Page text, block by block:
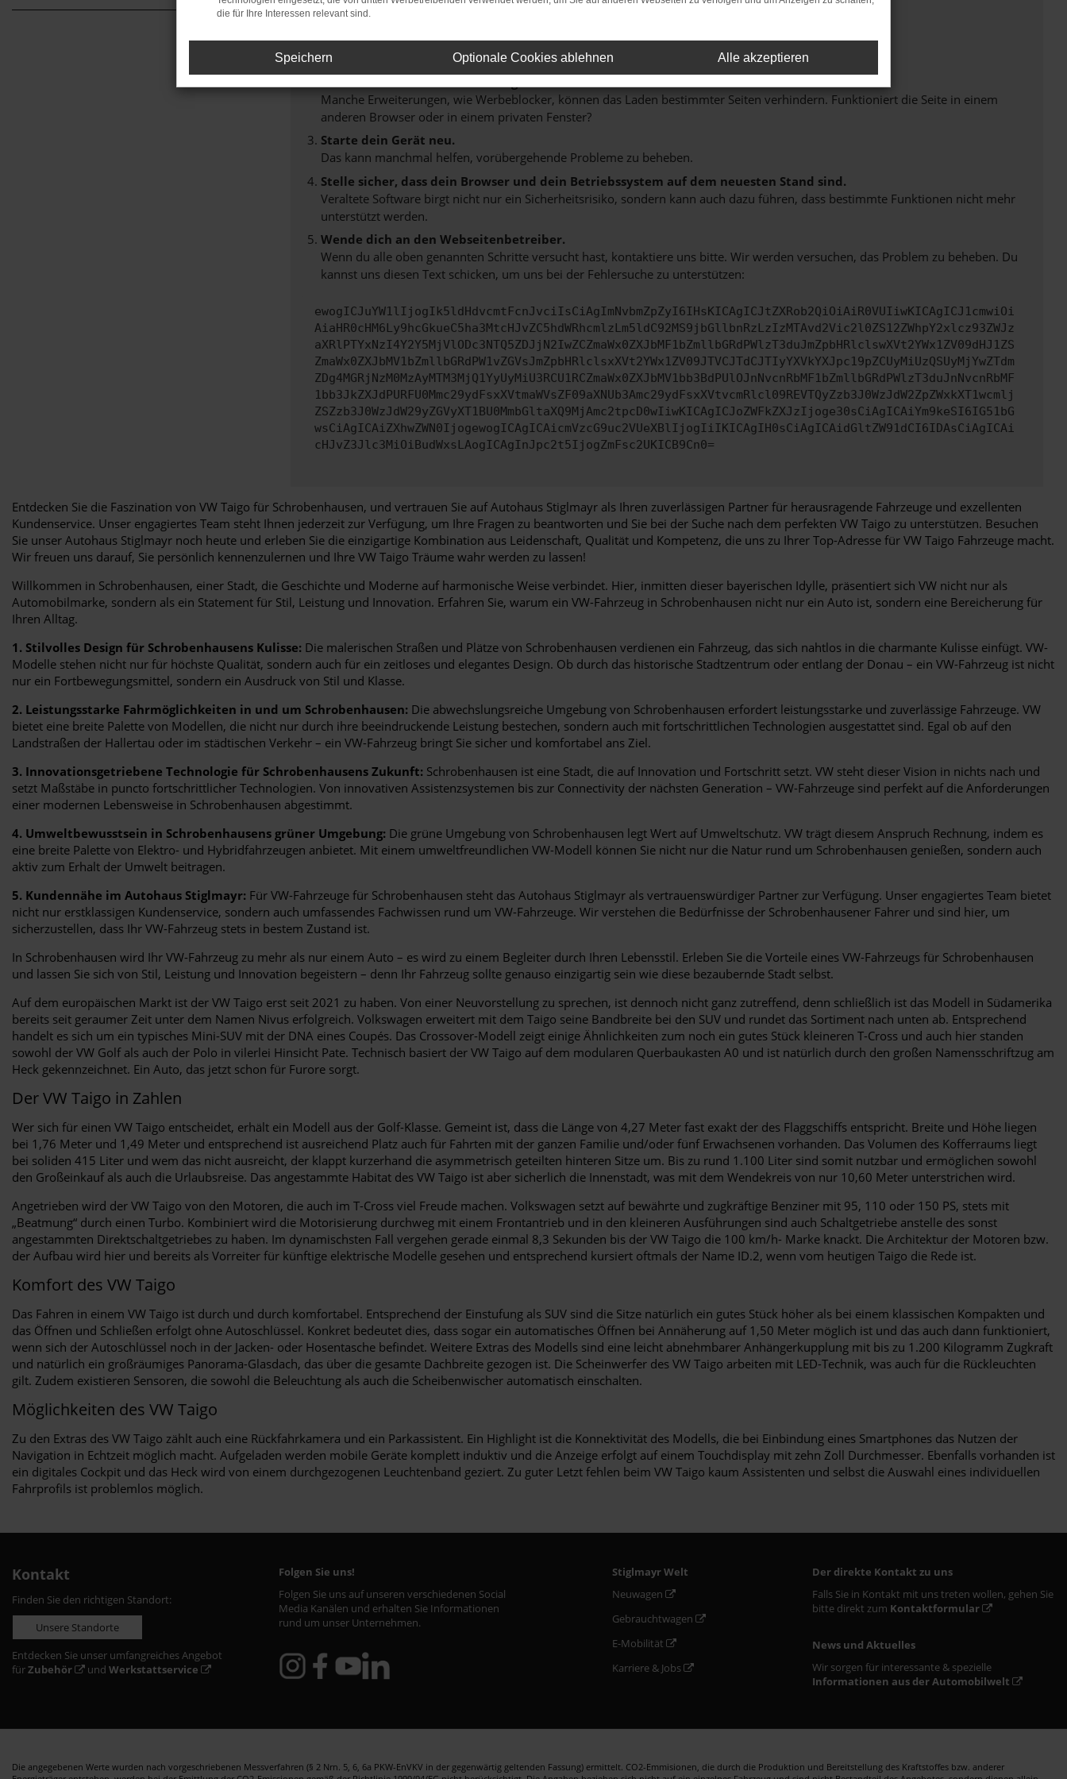
Hier sind ein paar Tipps, die dir helfen können:
Überprüfe deine Firewall und deine Internetverbindung.
Laden andere Webseiten, zum Beispiel deine Suchmaschine?
Manche Erweiterungen, wie Werbeblocker, können das Laden bestimmter Seiten verhindern. Funktioniert die Seite in einem
anderen Browser oder in einem privaten Fenster?
Starte dein Gerät neu.
Das kann manchmal helfen, vorübergehende Probleme zu beheben.
Stelle sicher, dass dein Browser und dein Betriebssystem auf dem neuesten Stand sind.
Veraltete Software birgt nicht nur ein Sicherheitsrisiko, sondern kann auch dazu führen, dass bestimmte Funktionen nicht mehr
unterstützt werden.
Wende dich an den Webseitenbetreiber.
Wenn du alle oben genannten Schritte versucht hast, kontaktiere uns bitte. Wir werden versuchen, das Problem zu beheben. Du
kannst uns diesen Text schicken, um uns bei der Fehlersuche zu unterstützen:
ewogICJuYW1lIjogIk5ldHdvcmtFcnJvciIsCiAgImNvbmZpZyI6IHsKICAgICJtZXRob2QiOiAiR0VUIiwKICAgICJ1cmwiOi
AiaHR0cHM6Ly9hcGkueC5ha3MtcHJvZC5hdWRhcmlzLm5ldC92MS9jbGllbnRzLzIzMTAvd2Vic2l0ZS12ZWhpY2xlcz93ZWJz
aXRlPTYxNzI4Y2Y5MjVlODc3NTQ5ZDJjN2IwZCZmaWx0ZXJbMF1bZmllbGRdPWlzT3duJmZpbHRlclswXVt2YWx1ZV09dHJ1ZS
ZmaWx0ZXJbMV1bZmllbGRdPW1vZGVsJmZpbHRlclsxXVt2YWx1ZV09JTVCJTdCJTIyYXVkYXJpc19pZCUyMiUzQSUyMjYwZTdm
ZDg4MGRjNzM0MzAyMTM3MjQ1YyUyMiU3RCU1RCZmaWx0ZXJbMV1bb3BdPUlOJnNvcnRbMF1bZmllbGRdPWlzT3duJnNvcnRbMF
1bb3JkZXJdPURFU0Mmc29ydFsxXVtmaWVsZF09aXNUb3Amc29ydFsxXVtvcmRlcl09REVTQyZzb3J0WzJdW2ZpZWxkXT1wcmlj
ZSZzb3J0WzJdW29yZGVyXT1BU0MmbGltaXQ9MjAmc2tpcD0wIiwKICAgICJoZWFkZXJzIjoge30sCiAgICAiYm9keSI6IG51bG
wsCiAgICAiZXhwZWN0IjogewogICAgICAicmVzcG9uc2VUeXBlIjogIiIKICAgIH0sCiAgICAidGltZW91dCI6IDAsCiAgICAi
cHJvZ3Jlc3MiOiBudWxsLAogICAgInJpc2t5IjogZmFsc2UKICB9Cn0=
Entdecken Sie die Faszination von VW Taigo für Schrobenhausen, und vertrauen Sie auf Autohaus Stiglmayr als Ihren zuverlässigen Partner für herausragende Fahrzeuge und exzellenten
Kundenservice. Unser engagiertes Team steht Ihnen jederzeit zur Verfügung, um Ihre Fragen zu beantworten und Sie bei der Suche nach dem perfekten VW Taigo zu unterstützen. Besuchen
Sie unser Autohaus Stiglmayr noch heute und erleben Sie die einzigartige Kombination aus Leidenschaft, Qualität und Kompetenz, die uns zu Ihrer Top-Adresse für VW Taigo Fahrzeuge macht.
Wir freuen uns darauf, Sie persönlich kennenzulernen und Ihre VW Taigo Träume wahr werden zu lassen!
Willkommen in Schrobenhausen, einer Stadt, die Geschichte und Moderne auf harmonische Weise verbindet. Hier, inmitten dieser bayerischen Idylle, präsentiert sich VW nicht nur als
Automobilmarke, sondern als ein Statement für Stil, Leistung und Innovation. Erfahren Sie, warum ein VW-Fahrzeug in Schrobenhausen nicht nur ein Auto ist, sondern eine Bereicherung für
Ihren Alltag.
1. Stilvolles Design für Schrobenhausens Kulisse: Die malerischen Straßen und Plätze von Schrobenhausen verdienen ein Fahrzeug, das sich nahtlos in die charmante Kulisse einfügt. VW-
Modelle stehen nicht nur für höchste Qualität, sondern auch für ein zeitloses und elegantes Design. Ob durch das historische Stadtzentrum oder entlang der Donau – ein VW-Fahrzeug ist nicht
nur ein Fortbewegungsmittel, sondern ein Ausdruck von Stil und Klasse.
2. Leistungsstarke Fahrmöglichkeiten in und um Schrobenhausen: Die abwechslungsreiche Umgebung von Schrobenhausen erfordert leistungsstarke und zuverlässige Fahrzeuge. VW
bietet eine breite Palette von Modellen, die nicht nur durch ihre beeindruckende Leistung bestechen, sondern auch mit fortschrittlichen Technologien ausgestattet sind. Egal ob auf den
Landstraßen der Hallertau oder im städtischen Verkehr – ein VW-Fahrzeug bringt Sie sicher und komfortabel ans Ziel.
3. Innovationsgetriebene Technologie für Schrobenhausens Zukunft: Schrobenhausen ist eine Stadt, die auf Innovation und Fortschritt setzt. VW steht dieser Vision in nichts nach und
setzt Maßstäbe in puncto fortschrittlicher Technologien. Von innovativen Assistenzsystemen bis zur Connectivity der nächsten Generation – VW-Fahrzeuge sind perfekt auf die Anforderungen
einer modernen Lebensweise in Schrobenhausen abgestimmt.
4. Umweltbewusstsein in Schrobenhausens grüner Umgebung: Die grüne Umgebung von Schrobenhausen legt Wert auf Umweltschutz. VW trägt diesem Anspruch Rechnung, indem es
eine breite Palette von Elektro- und Hybridfahrzeugen anbietet. Mit einem umweltfreundlichen VW-Modell können Sie nicht nur die Natur rund um Schrobenhausen genießen, sondern auch
aktiv zum Erhalt der Umwelt beitragen.
5. Kundennähe im Autohaus Stiglmayr: Für VW-Fahrzeuge für Schrobenhausen steht das Autohaus Stiglmayr als vertrauenswürdiger Partner zur Verfügung. Unser engagiertes Team bietet
nicht nur erstklassigen Kundenservice, sondern auch umfassendes Fachwissen rund um VW-Fahrzeuge. Wir verstehen die Bedürfnisse der Schrobenhausener Fahrer und sind hier, um
sicherzustellen, dass Ihr VW-Fahrzeug stets in bestem Zustand ist.
In Schrobenhausen wird Ihr VW-Fahrzeug zu mehr als nur einem Auto – es wird zu einem Begleiter durch Ihren Lebensstil. Erleben Sie die Vorteile eines VW-Fahrzeugs für Schrobenhausen
und lassen Sie sich von Stil, Leistung und Innovation begeistern – denn Ihr Fahrzeug sollte genauso einzigartig sein wie diese bezaubernde Stadt selbst.
Auf dem europäischen Markt ist der VW Taigo erst seit 2021 zu haben. Von einer Neuvorstellung zu sprechen, ist dennoch nicht ganz zutreffend, denn schließlich ist das Modell in Südamerika
bereits seit geraumer Zeit unter dem Namen Nivus erfolgreich. Volkswagen erweitert mit dem Taigo seine Bandbreite bei den SUV und rundet das Sortiment nach unten ab. Entsprechend
handelt es sich um ein typisches Mini-SUV mit der DNA eines Coupés. Das Crossover-Modell zeigt einige Ähnlichkeiten zum noch ein gutes Stück kleineren T-Cross und auch hier standen
sowohl der VW Golf als auch der Polo in vilerlei Hinsicht Pate. Technisch basiert der VW Taigo auf dem modularen Querbaukasten A0 und ist natürlich durch den großen Namensschriftzug am
Heck gekennzeichnet. Ein Auto, das jetzt schon für Furore sorgt.
Der VW Taigo in Zahlen
Wer sich für einen VW Taigo entscheidet, erhält ein Modell aus der Golf-Klasse. Gemeint ist, dass die Länge von 4,27 Meter fast exakt der des Flaggschiffs entspricht. Breite und Höhe liegen
bei 1,76 Meter und 1,49 Meter und entsprechend ist ausreichend Platz auch für Fahrten mit der ganzen Familie und/oder fünf Erwachsenen vorhanden. Das Volumen des Kofferraums liegt
bei soliden 415 Liter und wem das nicht ausreicht, der klappt kurzerhand die asymmetrisch geteilten hinteren Sitze um. Bis zu rund 1.100 Liter sind somit nutzbar und ermöglichen sowohl
den Großeinkauf als auch die Urlaubsreise. Das angestammte Habitat des VW Taigo ist aber sicherlich die Innenstadt, was mit dem Wendekreis von nur 10,60 Meter unterstrichen wird.
Angetrieben wird der VW Taigo von den Motoren, die auch im T-Cross viel Freude machen. Volkswagen setzt auf bewährte und zugkräftige Benziner mit 95, 110 oder 150 PS, stets mit
„Beatmung“ durch einen Turbo. Kombiniert wird die Motorisierung durchweg mit einem Frontantrieb und in den kleineren Ausführungen sind auch Schaltgetriebe anstelle des sonst
angestammten Direktschaltgetriebes zu haben. Im dynamischsten Fall vergehen gerade einmal 8,3 Sekunden bis der VW Taigo die 100 km/h- Marke knackt. Die Architektur der Motoren bzw.
der Aufbau wird hier und bereits als Vorreiter für künftige elektrische Modelle gesehen und entsprechend kursiert oftmals der Name ID.2, wenn vom heutigen Taigo die Rede ist.
Komfort des VW Taigo
Das Fahren in einem VW Taigo ist durch und durch komfortabel. Entsprechend der Einstufung als SUV sind die Sitze natürlich ein gutes Stück höher als bei einem klassischen Kompakten und
das Öffnen und Schließen erfolgt ohne Autoschlüssel. Konkret bedeutet dies, dass sogar ein automatisches Öffnen bei Annäherung auf 1,50 Meter möglich ist und das auch dann funktioniert,
wenn sich der Autoschlüssel noch in der Jacken- oder Hosentasche befindet. Weitere Extras des Modells sind eine leicht abnehmbarer Anhängerkupplung mit bis zu 1.200 Kilogramm Zugkraft
und natürlich ein großräumiges Panorama-Glasdach, das über die gesamte Dachbreite gezogen ist. Die Scheinwerfer des VW Taigo arbeiten mit LED-Technik, was auch für die Rückleuchten
gilt. Zudem existieren Sensoren, die sowohl die Beleuchtung als auch die Scheibenwischer automatisch einschalten.
Möglichkeiten des VW Taigo
Zu den Extras des VW Taigo zählt auch eine Rückfahrkamera und ein Parkassistent. Ein Highlight ist die Konnektivität des Modells, die bei Einbindung eines Smartphones das Nutzen der
Navigation in Echtzeit möglich macht. Aufgeladen werden mobile Geräte komplett induktiv und die Anzeige erfolgt auf einem Touchdisplay mit zehn Zoll Durchmesser. Ebenfalls vorhanden ist
ein digitales Cockpit und das Heck wird von einem durchgezogenen Leuchtenband geziert. Zu guter Letzt fehlen beim VW Taigo kaum Assistenten und selbst die Auswahl eines individuellen
Fahrprofils ist problemlos möglich.
Kontakt
Finden Sie den richtigen Standort:
Unsere Standorte
Entdecken Sie unser umfangreiches Angebot
fürZubehör und Werkstattservice
Folgen Sie uns!
Folgen Sie uns auf unseren verschiedenen Social
Media Kanälen und erhalten Sie Informationen
rund um unser Unternehmen.
Stiglmayr Welt
Neuwagen
Gebrauchtwagen
E-Mobilität
Karriere & Jobs
Der direkte Kontakt zu uns
Falls Sie in Kontakt mit uns treten wollen, gehen Sie
bitte direkt zum Kontaktformular
News und Aktuelles
Wir sorgen für interessante & spezielle
Informationen aus der Automobilwelt
Die angegebenen Werte wurden nach vorgeschriebenen Messverfahren (§ 2 Nrn. 5, 6, 6a PKW-EnVKV in der gegenwärtig geltenden Fassung) ermittelt. CO2-Emmisionen, die durch die Produktion und Bereitstellung des Kraftstoffes bzw. anderer
die für Ihre Interessen relevant sind.
Speichern Optionale Cookies ablehnen Alle akzeptieren